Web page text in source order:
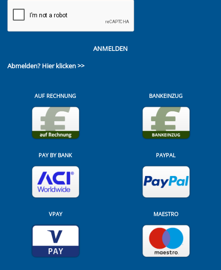
ANMELDEN
Abmelden? Hier klicken >>
AUF RECHNUNG BANKEINZUG
PAY BY BANK PAYPAL
VPAY MAESTRO